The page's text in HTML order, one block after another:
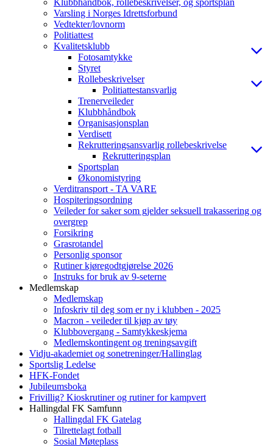
Varsling i Norges Idrettsforbund
Vedtekter/lovnorm
Politiattest
Kvalitetsklubb
Fotosamtykke
Styret
Rollebeskrivelser
Politiattestansvarlig
Trenerveileder
Klubbhåndbok
Organisasjonsplan
Verdisett
Rekrutteringsansvarlig rollebeskrivelse
Rekrutteringsplan
Sportsplan
Økonomistyring
Verditransport - TA VARE
Hospiteringsordning
Veileder for saker som gjelder seksuell trakassering og
overgrep
Forsikring
Grasrotandel
Personlig sponsor
Rutiner kjøregodtgjørelse 2026
Instruks for bruk av 9-seterne
Medlemskap
Medlemskap
Infoskriv til deg som er ny i klubben - 2025
Macron - veileder til kjøp av tøy
Klubbovergang - Samtykkeskjema
Medlemskontingent og treningsavgift
Vidju-akademiet og sonetreninger/Hallinglag
Sportslig Ledelse
HFK-Fondet
Jubileumsboka
Frivillig? Kioskrutiner og rutiner for kampvert
Hallingdal FK Samfunn
Hallingdal FK Gatelag
Tilrettelagt fotball
Sosial Møteplass